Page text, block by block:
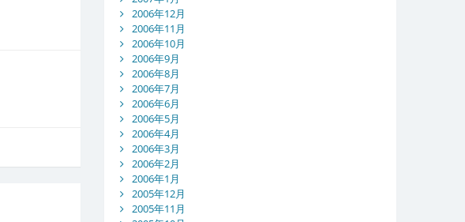
2006年12月
2006年11月
2006年10月
2006年9月
2006年8月
2006年7月
2006年6月
2006年5月
2006年4月
2006年3月
2006年2月
2006年1月
2005年12月
2005年11月